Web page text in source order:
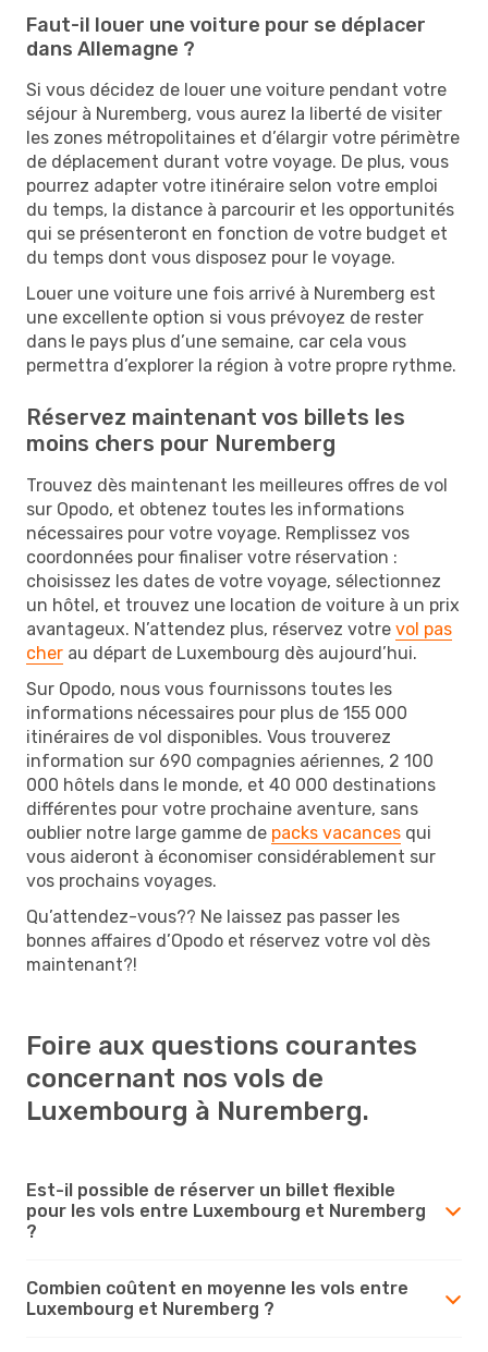
Faut-il louer une voiture pour se déplacer
dans Allemagne ?
Si vous décidez de louer une voiture pendant votre
séjour à Nuremberg, vous aurez la liberté de visiter
les zones métropolitaines et d’élargir votre périmètre
de déplacement durant votre voyage. De plus, vous
pourrez adapter votre itinéraire selon votre emploi
du temps, la distance à parcourir et les opportunités
qui se présenteront en fonction de votre budget et
du temps dont vous disposez pour le voyage.
Louer une voiture une fois arrivé à Nuremberg est
une excellente option si vous prévoyez de rester
dans le pays plus d’une semaine, car cela vous
permettra d’explorer la région à votre propre rythme.
Réservez maintenant vos billets les
moins chers pour Nuremberg
Trouvez dès maintenant les meilleures offres de vol
sur Opodo, et obtenez toutes les informations
nécessaires pour votre voyage. Remplissez vos
coordonnées pour finaliser votre réservation :
choisissez les dates de votre voyage, sélectionnez
un hôtel, et trouvez une location de voiture à un prix
avantageux. N’attendez plus, réservez votre vol pas
cher au départ de Luxembourg dès aujourd’hui.
Sur Opodo, nous vous fournissons toutes les
informations nécessaires pour plus de 155 000
itinéraires de vol disponibles. Vous trouverez
information sur 690 compagnies aériennes, 2 100
000 hôtels dans le monde, et 40 000 destinations
différentes pour votre prochaine aventure, sans
oublier notre large gamme de packs vacances qui
vous aideront à économiser considérablement sur
vos prochains voyages.
Qu’attendez-vous?? Ne laissez pas passer les
bonnes affaires d’Opodo et réservez votre vol dès
maintenant?!
Foire aux questions courantes
concernant nos vols de
Luxembourg à Nuremberg.
Est-il possible de réserver un billet flexible
pour les vols entre Luxembourg et Nuremberg
?
Combien coûtent en moyenne les vols entre
Luxembourg et Nuremberg ?